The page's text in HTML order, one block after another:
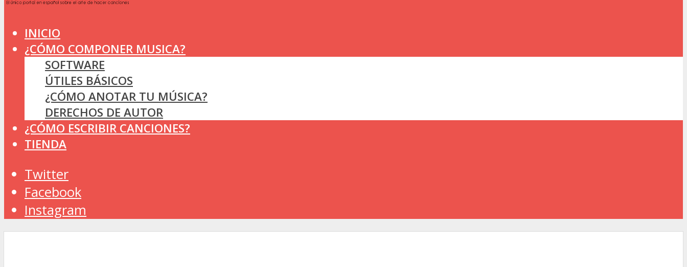
INICIO
¿CÓMO COMPONER MUSICA?
SOFTWARE
ÚTILES BÁSICOS
¿CÓMO ANOTAR TU MÚSICA?
DERECHOS DE AUTOR
¿CÓMO ESCRIBIR CANCIONES?
TIENDA
Twitter
Facebook
Instagram